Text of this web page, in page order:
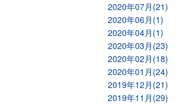
2020年07月(21)
2020年06月(1)
2020年04月(1)
2020年03月(23)
2020年02月(18)
2020年01月(24)
2019年12月(21)
2019年11月(29)